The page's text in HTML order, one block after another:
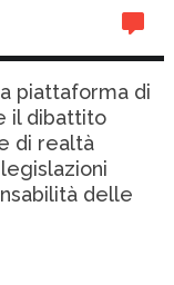
piattaforma di
il dibattito
di realtà
delle